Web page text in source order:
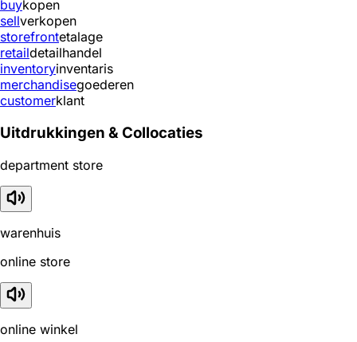
buykopen
sellverkopen
storefrontetalage
retaildetailhandel
inventoryinventaris
merchandisegoederen
customerklant
Uitdrukkingen & Collocaties
department store
warenhuis
online store
online winkel